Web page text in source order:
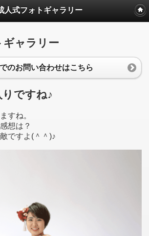
人式フォトギャラリー
ギャラリー
のお問い合わせはこちら
ですね♪
すね。
想は？
ですよ(＾＾)♪